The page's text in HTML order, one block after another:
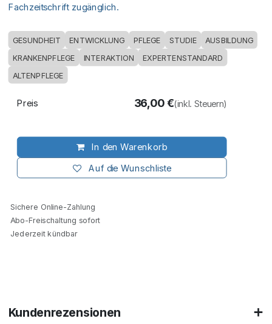
Fachzeitschrift zugänglich.
GESUNDHEIT ENTWICKLUNG PFLEGE STUDIE AUSBILDUNG
KRANKENPFLEGE INTERAKTION
EXPERTENSTANDARD
ALTENPFLEGE
In den Warenkorb
Auf die Wunschliste
Preis 36,00€(inkl. Steuern)
Sichere Online-Zahlung
Abo-Freischaltung sofort
Jederzeit kündbar
Kundenrezensionen